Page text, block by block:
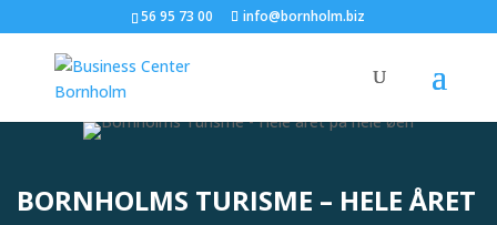
56 95 73 00 info@bornholm.biz
BORNHOLMS TURISME – HELE ÅRET